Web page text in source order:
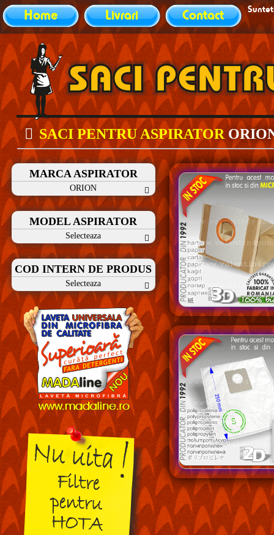
Home Livrari Contact
SACI PENTRU ASPIRATOR
MARCA ASPIRATOR
ORION
MODEL ASPIRATOR
Selecteaza
COD INTERN DE PRODUS
Selecteaza